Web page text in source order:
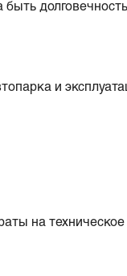
и
на техническое